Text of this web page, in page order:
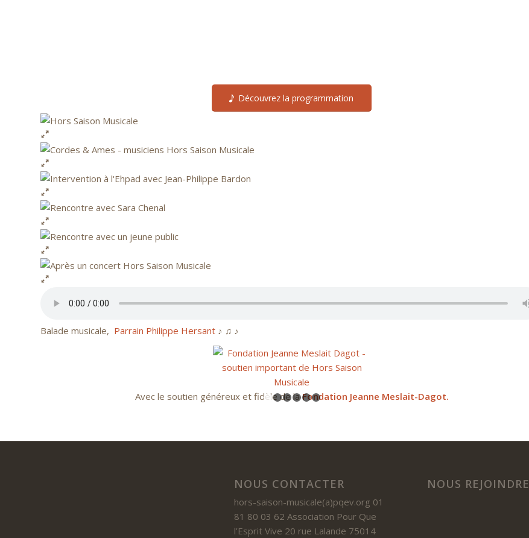
Découvrez la programmation
3
Balade musicale, Parrain Philippe Hersant ♪ ♫ ♪
Avec le soutien généreux et fidèle de laFondation Jeanne Meslait-Dagot.
NOUS CONTACTER
hors-saison-musicale(a)pqev.org 01
81 80 03 62 Association Pour Que
l’Esprit Vive 20 rue Lalande 75014
NOUS REJOINDRE